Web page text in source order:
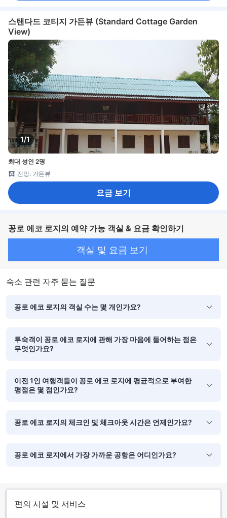
스탠다드 코티지 가든뷰 (Standard Cottage Garden
View)
1/1
최대 성인 2명
전망: 가든뷰
요금 보기
꽁로 에코 로지의 예약 가능 객실 & 요금 확인하기
객실 및 요금 보기
숙소 관련 자주 묻는 질문
꽁로 에코 로지의 객실 수는 몇 개인가요?
투숙객이 꽁로 에코 로지에 관해 가장 마음에 들어하는 점은
무엇인가요?
이전 1인 여행객들이 꽁로 에코 로지에 평균적으로 부여한
평점은 몇 점인가요?
꽁로 에코 로지의 체크인 및 체크아웃 시간은 언제인가요?
꽁로 에코 로지에서 가장 가까운 공항은 어디인가요?
편의 시설 및 서비스